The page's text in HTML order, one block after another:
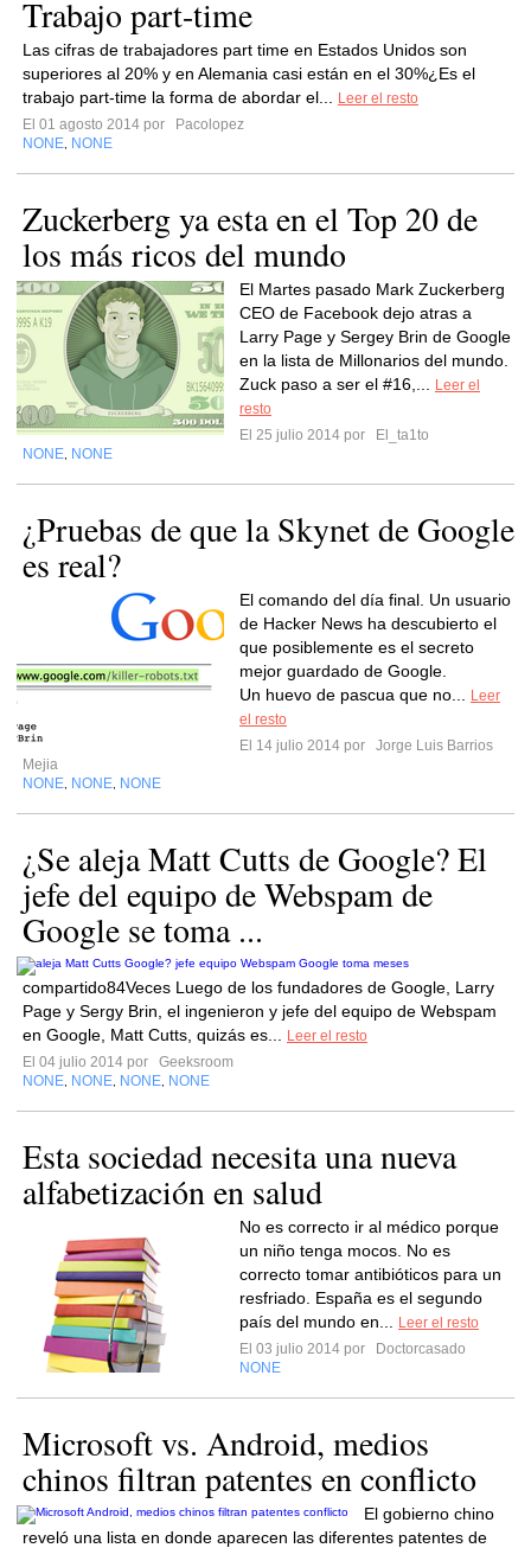
Trabajo part-time
Las cifras de trabajadores part time en Estados Unidos son
superiores al 20% y en Alemania casi están en el 30%¿Es el
trabajo part-time la forma de abordar el...
Leer el resto
El 01 agosto 2014 por
Pacolopez
NONE NONE
Zuckerberg ya esta en el Top 20 de
los más ricos del mundo
El Martes pasado Mark Zuckerberg
CEO de Facebook dejo atras a
Larry Page y Sergey Brin de Google
en la lista de Millonarios del mundo.
Zuck paso a ser el #16,...
Leer el
resto
El 25 julio 2014 por
El_ta1to
NONE NONE
¿Pruebas de que la Skynet de Google
es real?
El comando del día final. Un usuario
de Hacker News ha descubierto el
que posiblemente es el secreto
mejor guardado de Google.
Un huevo de pascua que no...
Leer
el resto
El 14 julio 2014 por
Jorge Luis Barrios
Mejia
NONE NONE NONE
¿Se aleja Matt Cutts de Google? El
jefe del equipo de Webspam de
Google se toma ...
compartido84Veces Luego de los fundadores de Google, Larry
Page y Sergy Brin, el ingenieron y jefe del equipo de Webspam
en Google, Matt Cutts, quizás es...
Leer el resto
El 04 julio 2014 por
Geeksroom
NONE NONE NONE NONE
Esta sociedad necesita una nueva
alfabetización en salud
No es correcto ir al médico porque
un niño tenga mocos. No es
correcto tomar antibióticos para un
resfriado. España es el segundo
país del mundo en...
Leer el resto
El 03 julio 2014 por
Doctorcasado
NONE
Microsoft vs. Android, medios
chinos filtran patentes en conflicto
El gobierno chino
reveló una lista en donde aparecen las diferentes patentes de